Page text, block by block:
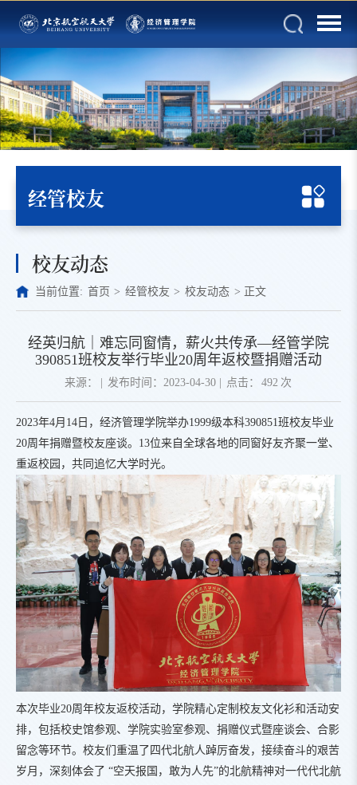
经管校友
校友动态
当前位置: 首页 > 经管校友 > 校友动态 > 正文
经英归航｜难忘同窗情，薪火共传承—经管学院
390851班校友举行毕业20周年返校暨捐赠活动
来源： 发布时间：2023-04-30 点击： 492 次
2023年4月14日，经济管理学院举办1999级本科390851班校友毕业
20周年捐赠暨校友座谈。13位来自全球各地的同窗好友齐聚一堂、
重返校园，共同追忆大学时光。
本次毕业20周年校友返校活动，学院精心定制校友文化衫和活动安
排，包括校史馆参观、学院实验室参观、捐赠仪式暨座谈会、合影
留念等环节。校友们重温了四代北航人踔厉奋发，接续奋斗的艰苦
岁月，深刻体会了 “空天报国，敢为人先”的北航精神对一代代北航